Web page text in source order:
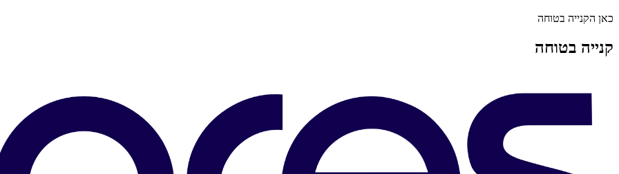
כאן הקנייה בטוחה
קנייה בטוחה